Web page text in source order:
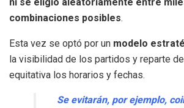
combinaciones posibles.
Esta vez se optó por un modelo
la visibilidad de los partidos y reparte
equitativa los horarios y fechas.
Se evitarán, por ejemplo,